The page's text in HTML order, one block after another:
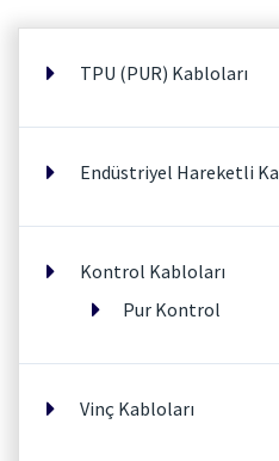
TPU (PUR) Kabloları
Endüstriyel Hareketli
Kontrol Kabloları
Pur Kontrol
Vinç Kabloları